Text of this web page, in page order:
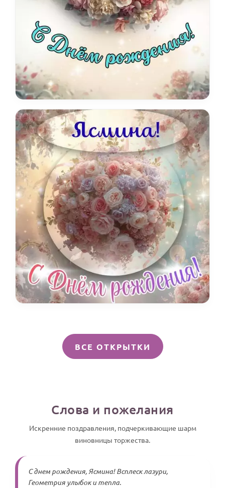
ВСЕ ОТКРЫТКИ
Слова и пожелания
Искренние поздравления, подчеркивающие шарм
виновницы торжества.
С днем рождения, Ясмина! Всплеск лазури,
Геометрия улыбок и тепла.